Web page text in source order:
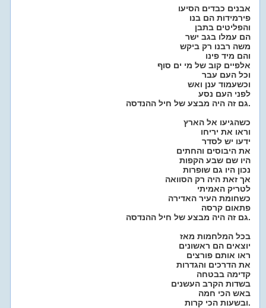
אבנים כבדים הסיעו
פירמידות הם בנו
והפליטים בתבן
הם עמלו בגב ישר
משה רבנו רק ביקש
והם מיד פינו
אלפיים קוב של מי ים סוף
וכל העם עבר
וכשעמוד ענן ואש
לפני העם נסע
גם זה היה מבצע של חיל ההנדסה.
כשהגיעו אל הארץ
וראו את יריחו
ידעו יש לסדר
את היבוסים והחתים
היו שם שבע הקפות
נכון היו גם שופרות
אך זאת היה רק הסוואה
לטריק האמיתי
כשחומת העיר האדירה
פתאום קרסה
גם זה היה מבצע של חיל ההנדסה.
בכל המלחמות מאז
יוצאים הם ראשונים
ראו אותם פורצים
את הדרכים והגדרות
קדימה בבטחה
בשדות הקרב העשנים
באש הכי חמה
ובשעות הכי קרות.